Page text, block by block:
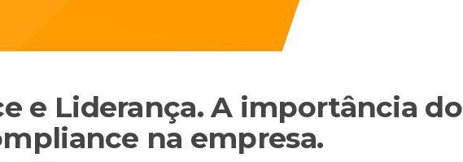
e Liderança. A importância do
na empresa.